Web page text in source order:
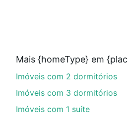
Imóveis à venda em creta -
imobiliário as parcelas
custa comprar um
Mais {homeType} em
Imóveis com 2 dormitórios
Imóveis com 3 dormitórios
Imóveis com 1 suíte